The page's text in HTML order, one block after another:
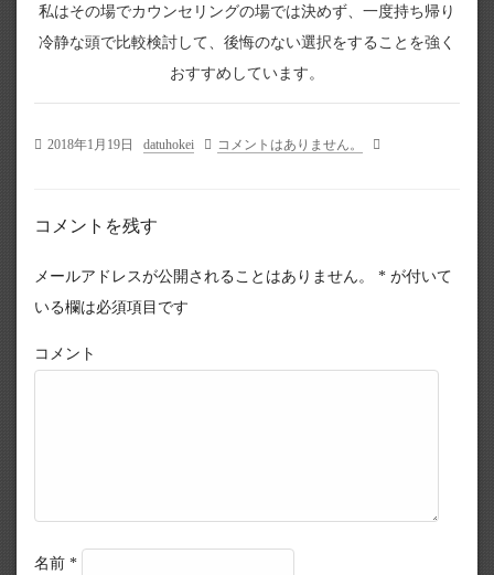
私はその場でカウンセリングの場では決めず、一度持ち帰り
冷静な頭で比較検討して、後悔のない選択をすることを強く
おすすめしています。
2018年1月19日 datuhokei コメントはありません。
コメントを残す
メールアドレスが公開されることはありません。 * が付いて
いる欄は必須項目です
コメント
名前 *